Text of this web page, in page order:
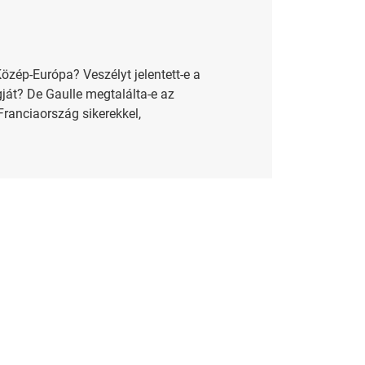
Európa? Veszélyt jelentett-e a
De Gaulle megtalálta-e az
sikerekkel,